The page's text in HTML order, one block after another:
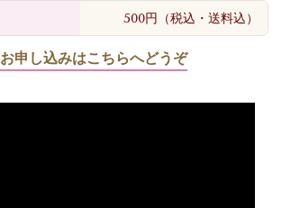
500円（税込・送料込）
お申し込みはこちらへどうぞ